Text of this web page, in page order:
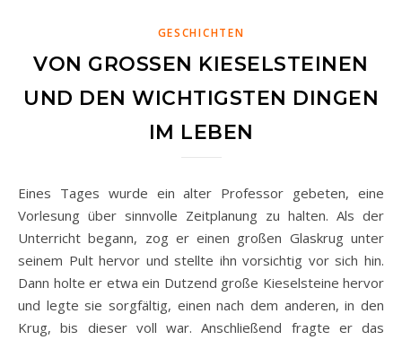
GESCHICHTEN
VON GROSSEN KIESELSTEINEN U
ND DEN WICHTIGSTEN DINGEN I
M LEBEN
Eines Tages wurde ein alter Professor gebeten, eine
Vorlesung über sinnvolle Zeitplanung zu halten. Als der
Unterricht begann, zog er einen großen Glaskrug unter
seinem Pult hervor und stellte ihn vorsichtig vor sich hin.
Dann holte er etwa ein Dutzend große Kieselsteine hervor
und legte sie sorgfältig, einen nach dem anderen, in den
Krug, bis dieser voll war. Anschließend fragte er das